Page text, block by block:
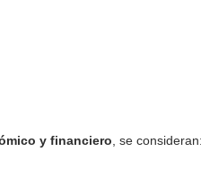
y financiero , se consideran: